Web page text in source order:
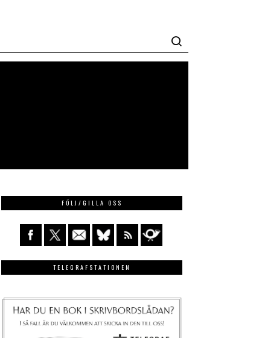
FÖLJ/GILLA OSS
TELEGRAFSTATIONEN